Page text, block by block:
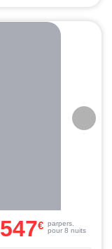
547€ parpers.
pour 8 nuits